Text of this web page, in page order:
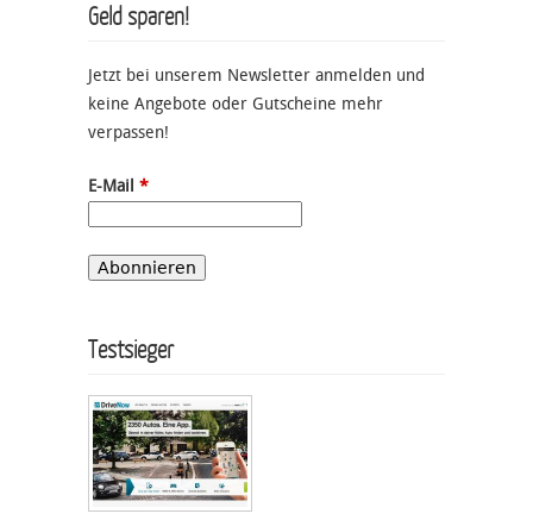
Geld sparen!
Jetzt bei unserem Newsletter anmelden und
keine Angebote oder Gutscheine mehr
verpassen!
E-Mail *
Testsieger